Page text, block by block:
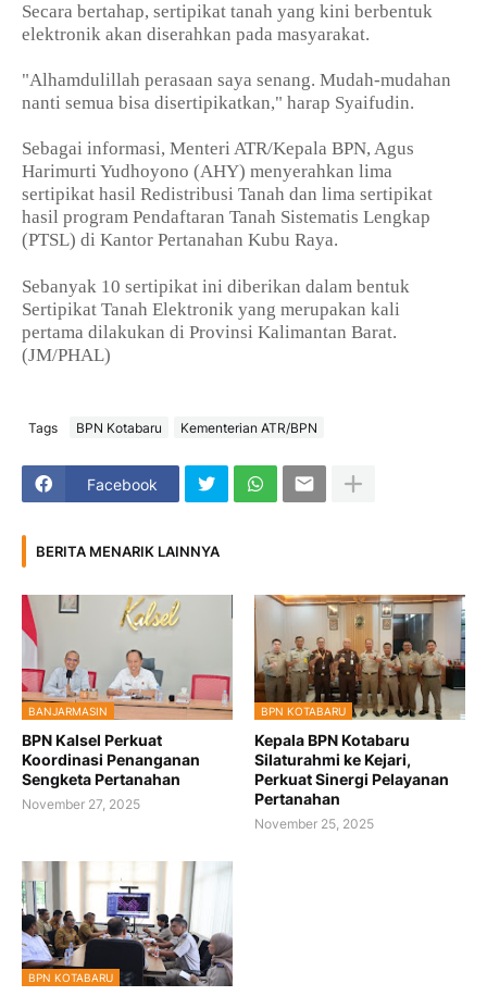
Secara bertahap, sertipikat tanah yang kini berbentuk
elektronik akan diserahkan pada masyarakat.
"Alhamdulillah perasaan saya senang. Mudah-mudahan
nanti semua bisa disertipikatkan," harap Syaifudin.
Sebagai informasi, Menteri ATR/Kepala BPN, Agus
Harimurti Yudhoyono (AHY) menyerahkan lima
sertipikat hasil Redistribusi Tanah dan lima sertipikat
hasil program Pendaftaran Tanah Sistematis Lengkap
(PTSL) di Kantor Pertanahan Kubu Raya.
Sebanyak 10 sertipikat ini diberikan dalam bentuk
Sertipikat Tanah Elektronik yang merupakan kali
pertama dilakukan di Provinsi Kalimantan Barat.
(JM/PHAL)
Tags BPN Kotabaru Kementerian ATR/BPN
Facebook
BERITA MENARIK LAINNYA
BANJARMASIN
BPN Kalsel Perkuat
Koordinasi Penanganan
Sengketa Pertanahan
November 27, 2025
BPN KOTABARU
Kepala BPN Kotabaru
Silaturahmi ke Kejari,
Perkuat Sinergi Pelayanan
Pertanahan
November 25, 2025
BPN KOTABARU